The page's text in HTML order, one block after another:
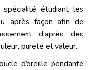
spécialité étudiant les
après façon afin de
d’après des
pureté et valeur.
d’oreille pendante